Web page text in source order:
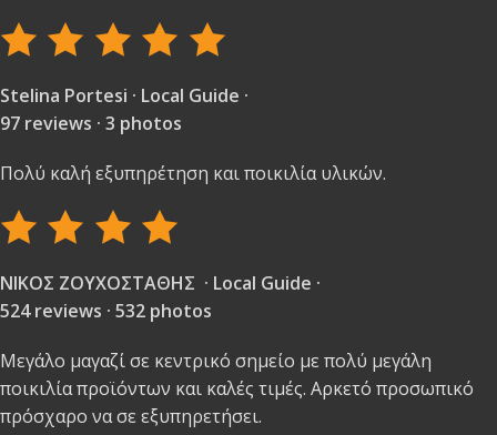
Stelina Portesi · Local Guide ·
97 reviews · 3 photos
Πολύ καλή εξυπηρέτηση και ποικιλία υλικών.
ΝΙΚΟΣ ΖΟΥΧΟΣΤΑΘΗΣ · Local Guide ·
524 reviews · 532 photos
Μεγάλο μαγαζί σε κεντρικό σημείο με πολύ μεγάλη
ποικιλία προϊόντων και καλές τιμές. Αρκετό προσωπικό
πρόσχαρο να σε εξυπηρετήσει.